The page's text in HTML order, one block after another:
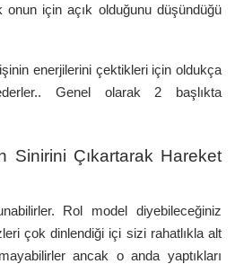
için açık olduğunu düşündüğü
enerjilerini çektikleri için oldukça
Genel olarak 2 başlıkta
Sinirini Çıkartarak Hareket
Rol model diyebileceğiniz
çok dinlendiği içi sizi rahatlıkla alt
ancak o anda yaptıkları